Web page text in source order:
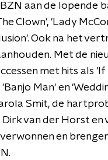
aan de lopende
Clown', 'Lady
Ook na het
Met de
met hits als 'If
Man' en
Smit, de
van der Horst
en